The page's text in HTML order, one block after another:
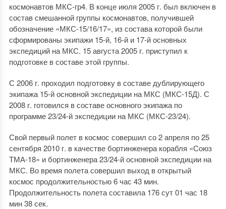
космонавтов МКС-гр4. В конце июля 2005 г. был включен в
состав смешанной группы космонавтов, получившей
обозначение «МКС-15/16/17», из состава которой были
сформированы экипажи 15-й, 16-й и 17-й основных
экспедиций на МКС. 15 августа 2005 г. приступил к
подготовке в составе этой группы.
С 2006 г. проходил подготовку в составе дублирующего
экипажа 15-й основной экспедиции на МКС (МКС-15Д). С
2008 г. готовился в составе основного экипажа по
программе 23/24-й экспедиции на МКС (МКС-23/24).
Свой первый полет в космос совершил со 2 апреля по 25
сентября 2010 г. в качестве бортинженера корабля «Союз
ТМА-18» и бортинженера 23/24-й основной экспедиции на
МКС. Во время полета совершил выход в открытый
космос продолжительностью 6 час 43 мин.
Продолжительность полета составила 176 сут 01 час 18
мин 38 сек.